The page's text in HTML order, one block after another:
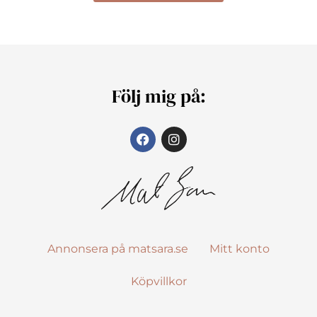
Följ mig på:
Annonsera på matsara.se Mitt konto
Köpvillkor